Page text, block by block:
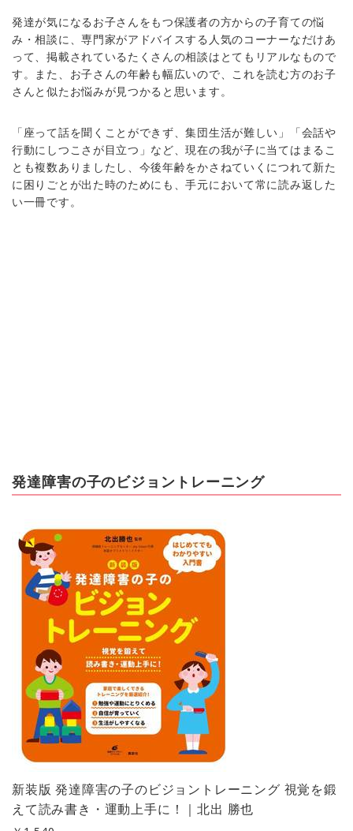
発達が気になるお子さんをもつ保護者の方からの子育ての悩
み・相談に、専門家がアドバイスする人気のコーナーなだけあ
って、掲載されているたくさんの相談はとてもリアルなもので
す。また、お子さんの年齢も幅広いので、これを読む方のお子
さんと似たお悩みが見つかると思います。
「座って話を聞くことができず、集団生活が難しい」「会話や
行動にしつこさが目立つ」など、現在の我が子に当てはまるこ
とも複数ありましたし、今後年齢をかさねていくにつれて新た
に困りごとが出た時のためにも、手元において常に読み返した
い一冊です。
発達障害の子のビジョントレーニング
新装版 発達障害の子のビジョントレーニング 視覚を鍛
えて読み書き・運動上手に！｜北出 勝也